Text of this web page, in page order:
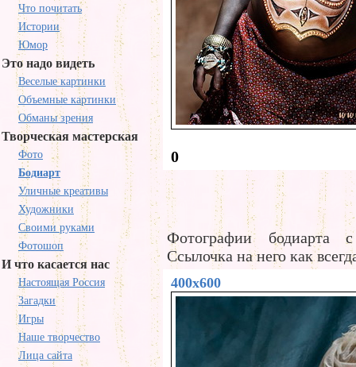
Что почитать
Истории
Юмор
Это надо видеть
Веселые картинки
Объемные картинки
Обманы зрения
Творческая мастерская
Фото
Бодиарт
Уличные креативы
Художники
Своими руками
Фотошоп
И что касается нас
Настоящая Россия
Загадки
Игры
Наше творчество
Лица сайта
0
Фотографии бодиарта
Ссылочка на него как
400x600